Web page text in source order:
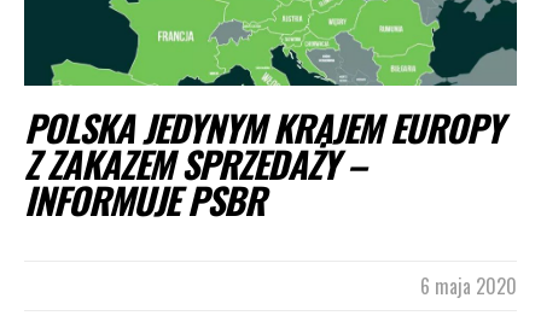
POLSKA JEDYNYM KRAJEM EUROPY
Z ZAKAZEM SPRZEDAŻY –
INFORMUJE PSBR
6 maja 2020